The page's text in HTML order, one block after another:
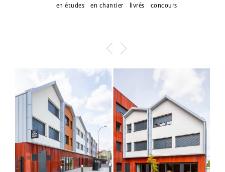
en études en chantier livrés concours